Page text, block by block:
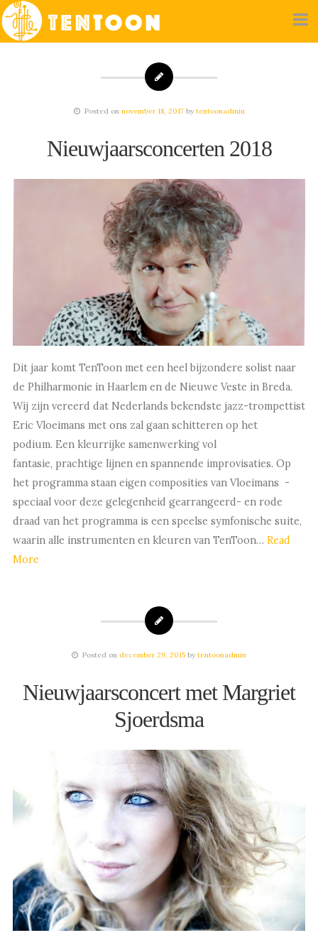
Posted on november 18, 2017by tentoonadmin
Nieuwjaarsconcerten 2018
Dit jaar komt TenToon met een heel bijzondere solist naar
de Philharmonie in Haarlem en de Nieuwe Veste in Breda.
Wij zijn vereerd dat Nederlands bekendste jazz-trompettist
Eric Vloeimans met ons zal gaan schitteren op het
podium. Een kleurrijke samenwerking vol
fantasie, prachtige lijnen en spannende improvisaties. Op
het programma staan eigen composities van Vloeimans -
speciaal voor deze gelegenheid gearrangeerd- en rode
draad van het programma is een speelse symfonische suite,
waarin alle instrumenten en kleuren van TenToon… Read
More
Posted on december 29, 2015 by tentoonadmin
Nieuwjaarsconcert met Margriet
Sjoerdsma